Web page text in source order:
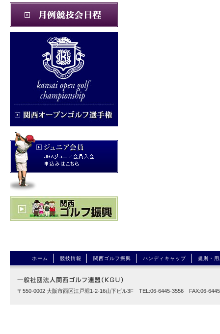
ホーム 競技情報 関西ゴルフ振興 ハンディキャップ 規則・
〒550-0002 大阪市西区江戸堀1-2-16山下ビル3F TEL:06-6445-3556 FAX:06-